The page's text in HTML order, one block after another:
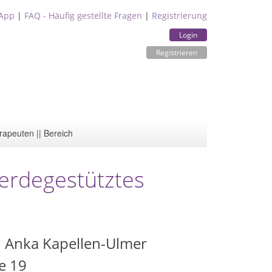
| FAQ - Häufig gestellte Fragen | Registrierung
Login
Registrieren
|| Bereich
Kapellen-Ulmer
19